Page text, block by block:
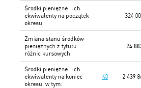
Środki pieniężne i ich
ekwiwalenty na początek
okresu
324
Zmiana stanu środków
pieniężnych z tytułu
różnic kursowych
24
Środki pieniężne i ich
ekwiwalenty na koniec
okresu, w tym:
40 2 439